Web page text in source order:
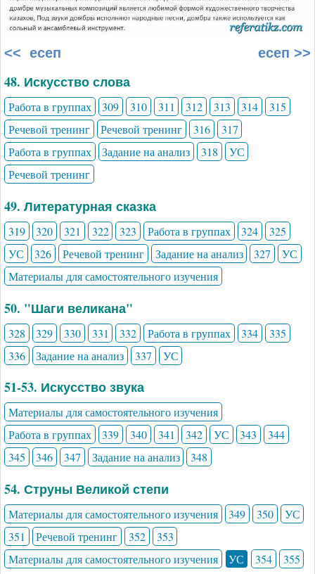
<< есеп есеп >>
48. Искусство слова
Работа в группах 309 310 311 312 313 314
315
Речевой тренинг
Речевой тренинг 316
317
Работа в группах
Задание на анализ 318
УС
Речевой тренинг
49. Литературная сказка
319 320 321 322 323 Работа в группах 324
325
УС
326 Речевой тренинг Задание на анализ 327
УС
Материалы для самостоятельного изучения
50. "Шаги великана"
328 329 330 331 332 Работа в группах 334
335
336
Задание на анализ 337 УС
51-53. Искусство звука
Материалы для самостоятельного изучения
Работа в группах
339 340 341 342 УС 343
344
345
346 347 Задание на анализ 348
54. Струны Великой степи
Материалы для самостоятельного изучения 349 350
УС
351
Речевой тренинг 352
353
Материалы для самостоятельного изучения
УС 354 355